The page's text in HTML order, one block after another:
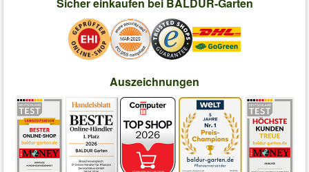
Auszeichnungen